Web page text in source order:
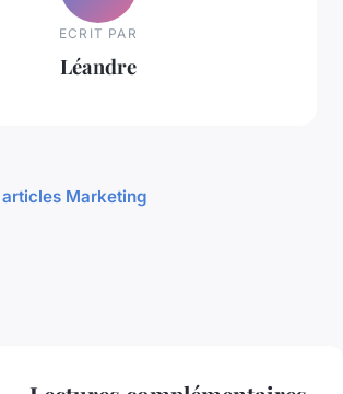
ECRIT PAR
Léandre
Marketing